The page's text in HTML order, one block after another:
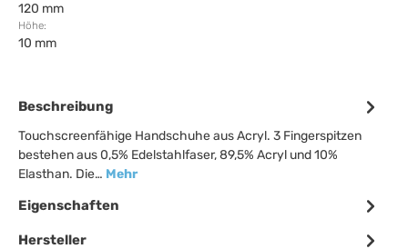
120 mm
Höhe:
10 mm
Beschreibung
Touchscreenfähige Handschuhe aus Acryl. 3 Fingerspitzen
bestehen aus 0,5% Edelstahlfaser, 89,5% Acryl und 10%
Elasthan. Die… Mehr
Eigenschaften
Hersteller